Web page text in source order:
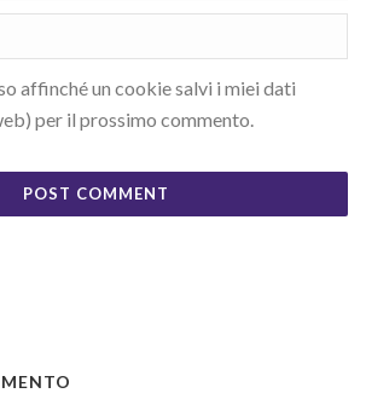
affinché un cookie salvi i miei dati
per il prossimo commento.